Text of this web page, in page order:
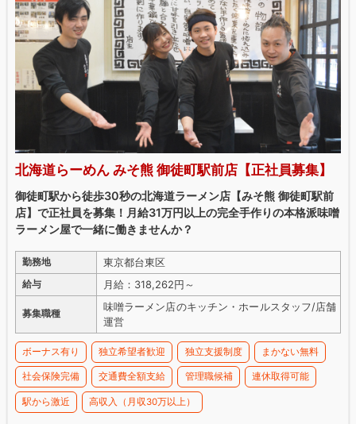
北海道らーめん みそ熊 御徒町駅前店【正社員募集】
御徒町駅から徒歩30秒の北海道ラーメン店【みそ熊 御徒町駅前
店】で正社員を募集！月給31万円以上の完全手作りの本格派味噌
ラーメン屋で一緒に働きませんか？
勤務地 東京都台東区
給与 月給：318,262円～
募集職種
味噌ラーメン店のキッチン・ホールスタッフ/店舗
運営
ボーナス有り 独立希望者歓迎 独立支援制度 まかない無料
社会保険完備 交通費全額支給 管理職候補 連休取得可能
駅から激近 高収入（月収30万以上）